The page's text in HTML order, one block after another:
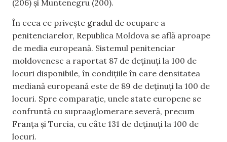
(206) și Muntenegru (200).
În ceea ce privește gradul de ocupare a
penitenciarelor, Republica Moldova se află aproape
de media europeană. Sistemul penitenciar
moldovenesc a raportat 87 de deținuți la 100 de
locuri disponibile, în condițiile în care densitatea
mediană europeană este de 89 de deținuți la 100 de
locuri. Spre comparație, unele state europene se
confruntă cu supraaglomerare severă, precum
Franța și Turcia, cu câte 131 de deținuți la 100 de
locuri.